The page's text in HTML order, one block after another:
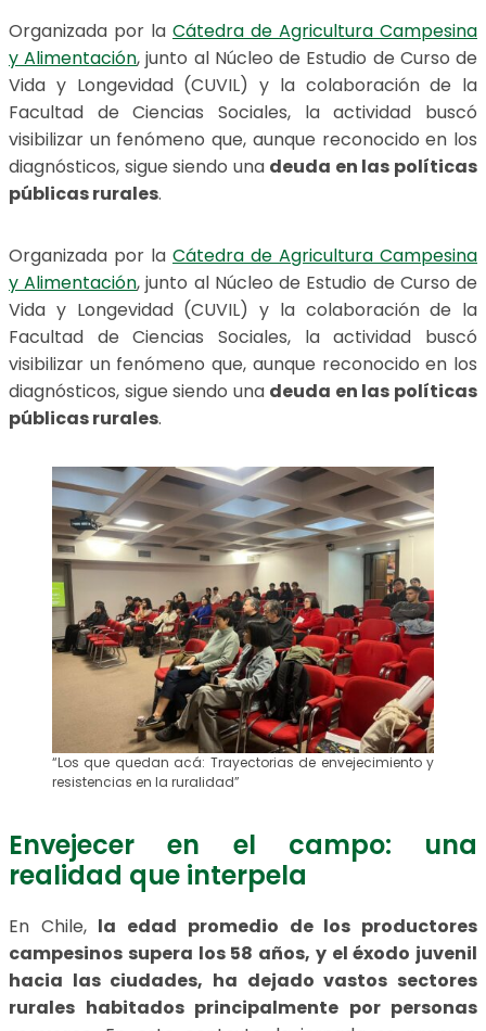
Organizada por la Cátedra de Agricultura Campesina
y Alimentación, junto al Núcleo de Estudio de Curso de
Vida y Longevidad (CUVIL) y la colaboración de la
Facultad de Ciencias Sociales, la actividad buscó
visibilizar un fenómeno que, aunque reconocido en los
diagnósticos, sigue siendo una deuda en las políticas
públicas rurales.
Organizada por la Cátedra de Agricultura Campesina
y Alimentación, junto al Núcleo de Estudio de Curso de
Vida y Longevidad (CUVIL) y la colaboración de la
Facultad de Ciencias Sociales, la actividad buscó
visibilizar un fenómeno que, aunque reconocido en los
diagnósticos, sigue siendo una deuda en las políticas
públicas rurales.
“Los que quedan acá: Trayectorias de envejecimiento y
resistencias en la ruralidad”
Envejecer en el campo: una
realidad que interpela
En Chile, la edad promedio de los productores
campesinos supera los 58 años, y el éxodo juvenil
hacia las ciudades, ha dejado vastos sectores
rurales habitados principalmente por personas